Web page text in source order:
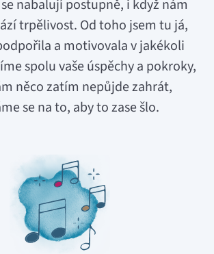
nabalují postupně, i když nám
trpělivost. Od toho jsem tu já,
a motivovala v jakékoli
spolu vaše úspěchy a pokroky,
něco zatím nepůjde zahrát,
se na to, aby to zase šlo.